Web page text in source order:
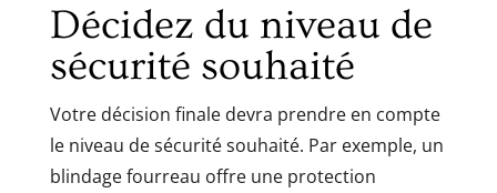
Décidez du niveau de
sécurité souhaité
Votre décision finale devra prendre en compte
le niveau de sécurité souhaité. Par exemple, un
blindage fourreau offre une protection